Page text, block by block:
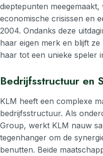
dieptepunten
economische crisissen en
2004. Ondanks deze
haar eigen merk en blijft
haar tot een unieke speler
Bedrijfsstructuur en
KLM heeft een complexe
bedrijfsstructuur. Als
Group, werkt KLM nauw
tegenhanger om de
benutten. Beide